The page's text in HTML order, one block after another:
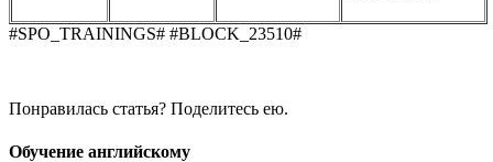
#SPO_TRAININGS# #BLOCK_23510#
Понравилась статья? Поделитесь ею.
Обучение английскому